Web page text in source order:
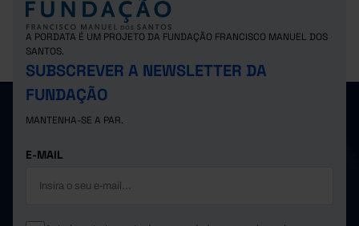
A PORDATA É UM PROJETO DA FUNDAÇÃO FRANCISCO MANUEL DOS
SANTOS.
SUBSCREVER A NEWSLETTER DA
FUNDAÇÃO
MANTENHA-SE A PAR.
E-MAIL